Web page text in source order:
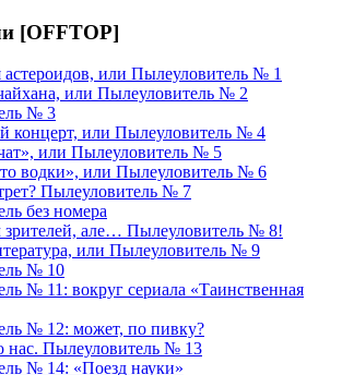
[OFFTOP]
или Пылеуловитель № 1
или Пылеуловитель № 2
№ 3
концерт, или Пылеуловитель № 4
или Пылеуловитель № 5
водки», или Пылеуловитель № 6
Пылеуловитель № 7
без номера
зрителей, але… Пылеуловитель № 8!
или Пылеуловитель № 9
№ 10
№ 11: вокруг сериала «Таинственная
№ 12: может, по пивку?
нас. Пылеуловитель № 13
№ 14: «Поезд науки»